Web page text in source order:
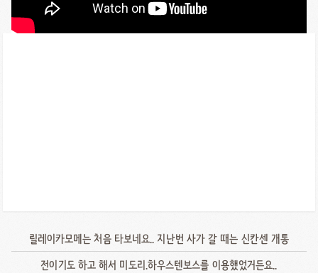
릴레이카모메는 처음 타보네요.. 지난번 사가 갈 때는 신칸센 개통
전이기도 하고 해서 미도리.하우스텐보스를 이용했었거든요..